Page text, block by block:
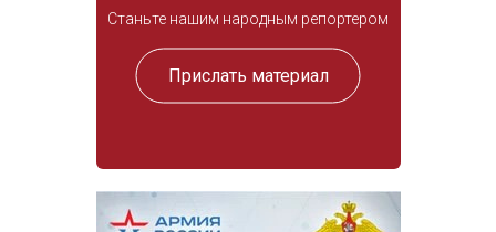
Станьте нашим народным репортером
Прислать материал